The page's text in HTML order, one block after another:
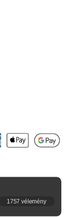
1757 vélemény